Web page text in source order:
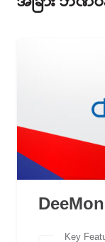
Key